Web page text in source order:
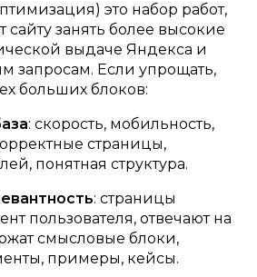
это набор работ,
сайту занять более высокие
выдаче Яндекса и
запросам. Если упрощать,
больших блоков:
: скорость, мобильность,
страницы,
понятная структура.
: страницы
пользователя, отвечают на
смысловые блоки,
примеры, кейсы.